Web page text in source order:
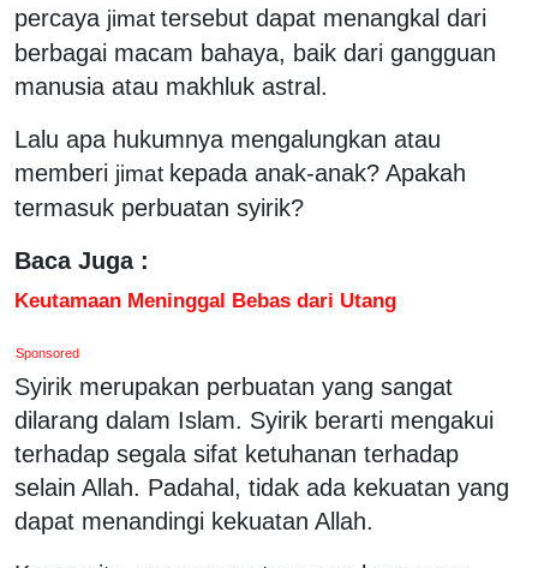
percaya jimat tersebut dapat menangkal dari
berbagai macam bahaya, baik dari gangguan
manusia atau makhluk astral.
Lalu apa hukumnya mengalungkan atau
memberi jimat kepada anak-anak? Apakah
termasuk perbuatan syirik?
Baca Juga :
Keutamaan Meninggal Bebas dari Utang
Sponsored
Syirik merupakan perbuatan yang sangat
dilarang dalam Islam. Syirik berarti mengakui
terhadap segala sifat ketuhanan terhadap
selain Allah. Padahal, tidak ada kekuatan yang
dapat menandingi kekuatan Allah.